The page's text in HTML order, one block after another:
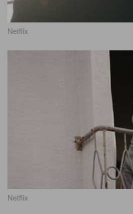
Netflix
Netflix